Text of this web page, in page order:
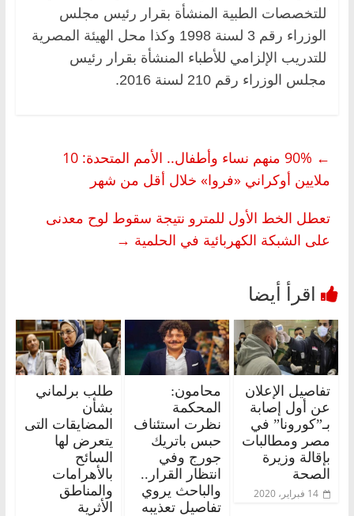
للتخصصات الطبية المنشأة بقرار رئيس مجلس
الوزراء رقم 3 لسنة 1998 وكذا محل الهيئة المصرية
للتدريب الإلزامي للأطباء المنشأة بقرار رئيس
مجلس الوزراء رقم 210 لسنة 2016.
←
90% منهم نساء وأطفال.. الأمم المتحدة: 10
ملايين أوكراني «فروا» خلال أقل من شهر
تعطل الخط الأول للمترو نتيجة سقوط لوح معدنى
على الشبكة الكهربائية في الحلمية →
تفاصيل الإعلان
عن أول إصابة
بـ”كورونا” في
مصر ومطالبات
بإقالة وزيرة
الصحة
14 فبراير، 2020
محامون:
المحكمة
نظرت استئناف
حبس باتريك
جورج وفي
انتظار القرار..
والباحث يروي
تفاصيل تعذيبه
طلب برلماني
بشأن
المضايقات التى
يتعرض لها
السائح
بالأهرامات
والمناطق
الأثرية